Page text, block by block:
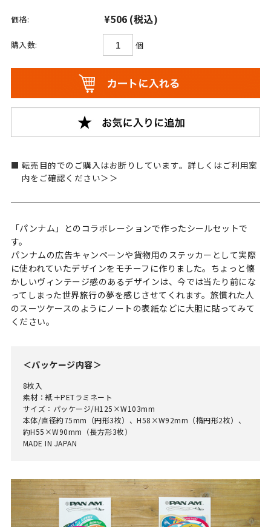
価格: ¥506 (税込)
購入数: 個
転売目的でのご購入はお断りしています。詳しくはご利用案
内をご確認ください＞＞
「パンナム」とのコラボレーションで作ったシールセットで
す。
パンナムの広告キャンペーンや貨物用のステッカーとして実際
に使われていたデザインをモチーフに作りました。ちょっと懐
かしいヴィンテージ感のあるデザインは、今では当たり前にな
ってしまった世界旅行の夢を感じさせてくれます。旅慣れた人
のスーツケースのようにノートの表紙などに大胆に貼ってみて
ください。
＜パッケージ内容＞
8枚入
素材：紙＋PETラミネート
サイズ：パッケージ/H125×W103mm
本体/直径約75mm（円形3枚）、H58×W92mm（楕円形2枚）、
約H55×W90mm（長方形3枚）
MADE IN JAPAN